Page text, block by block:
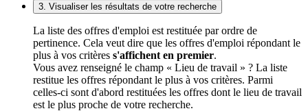
3. Visualiser les résultats de votre recherche
La liste des offres d'emploi est restituée par ordre de
pertinence. Cela veut dire que les offres d'emploi répondant le
plus à vos critères s'affichent en premier.
Vous avez renseigné le champ « Lieu de travail » ? La liste
restitue les offres répondant le plus à vos critères. Parmi
celles-ci sont d'abord restituées les offres dont le lieu de travail
est le plus proche de votre recherche.